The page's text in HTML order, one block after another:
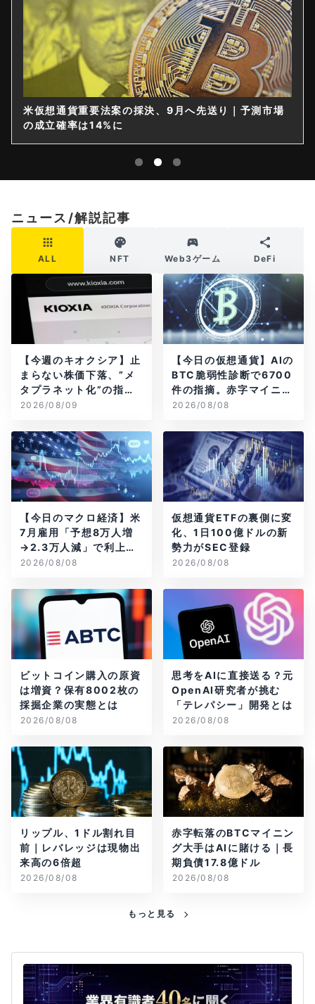
米仮想通貨重要法案の採決、9月へ先送り｜予測市場
の成立確率は14%に
ニュース/解説記事
ALL NFT Web3ゲーム DeFi
【今週のキオクシア】止
まらない株価下落、”メ
タプラネット化”の指摘
は本当？
2026/08/09
【今日の仮想通貨】AIの
BTC脆弱性診断で6700
件の指摘。赤字マイニン
グ企業はAIに賭ける
2026/08/08
【今日のマクロ経済】米
7月雇用「予想8万人増
→2.3万人減」で利上げ
観測後退
2026/08/08
仮想通貨ETFの裏側に変
化、1日100億ドルの新
勢力がSEC登録
2026/08/08
ビットコイン購入の原資
は増資？保有8002枚の
採掘企業の実態とは
2026/08/08
思考をAIに直接送る？元
OpenAI研究者が挑む
「テレパシー」開発とは
2026/08/08
リップル、1ドル割れ目
前｜レバレッジは現物出
来高の6倍超
2026/08/08
赤字転落のBTCマイニン
グ大手はAIに賭ける｜長
期負債17.8億ドル
2026/08/08
もっと見る